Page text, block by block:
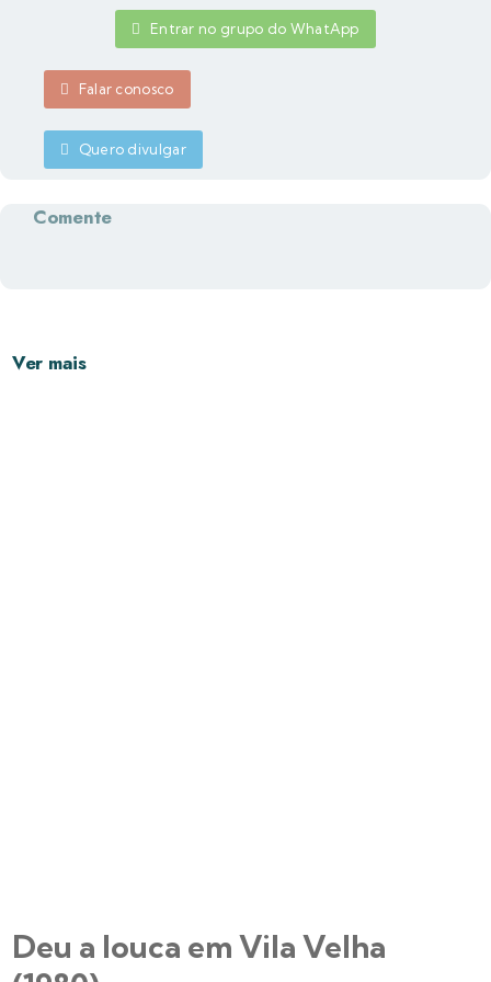
Entrar no grupo do WhatApp
Falar conosco
Quero divulgar
Comente
Ver mais
Deu a louca em Vila Velha